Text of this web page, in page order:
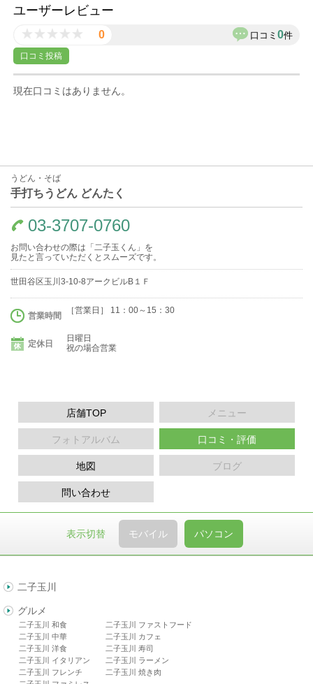
ユーザーレビュー
0 口コミ 0件
口コミ投稿
現在口コミはありません。
うどん・そば
手打ちうどん どんたく
03-3707-0760
お問い合わせの際は「二子玉くん」を
見たと言っていただくとスムーズです。
世田谷区玉川3-10-8アークビルB１Ｆ
営業時間
［営業日］ 11：00～15：30
定休日
日曜日
祝の場合営業
店舗TOP メニュー
フォトアルバム 口コミ・評価
地図 ブログ
問い合わせ
表示切替 モバイル パソコン
二子玉川
グルメ
二子玉川 和食
二子玉川 中華
二子玉川 洋食
二子玉川 イタリアン
二子玉川 フレンチ
二子玉川 ファストフード
二子玉川 カフェ
二子玉川 寿司
二子玉川 ラーメン
二子玉川 焼き肉